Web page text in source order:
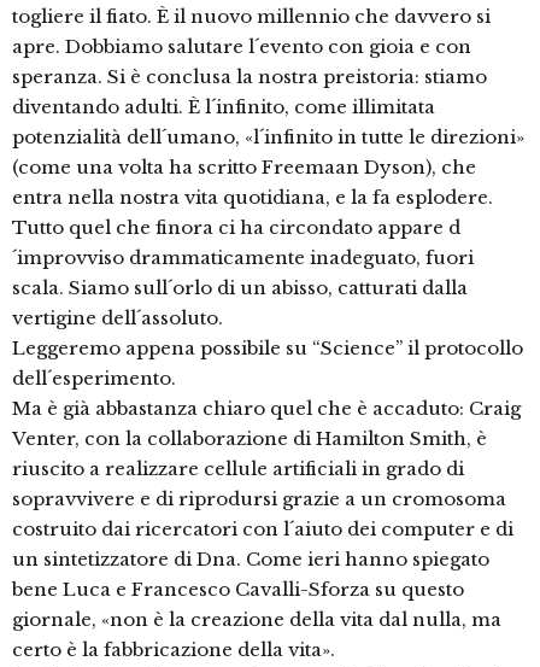
togliere il fiato. È il nuovo millennio che davvero si
apre. Dobbiamo salutare l´evento con gioia e con
speranza. Si è conclusa la nostra preistoria: stiamo
diventando adulti. È l´infinito, come illimitata
potenzialità dell´umano, «l´infinito in tutte le direzioni»
(come una volta ha scritto Freemaan Dyson), che
entra nella nostra vita quotidiana, e la fa esplodere.
Tutto quel che finora ci ha circondato appare d
´improvviso drammaticamente inadeguato, fuori
scala. Siamo sull´orlo di un abisso, catturati dalla
vertigine dell´assoluto.
Leggeremo appena possibile su “Science” il protocollo
dell´esperimento.
Ma è già abbastanza chiaro quel che è accaduto: Craig
Venter, con la collaborazione di Hamilton Smith, è
riuscito a realizzare cellule artificiali in grado di
sopravvivere e di riprodursi grazie a un cromosoma
costruito dai ricercatori con l´aiuto dei computer e di
un sintetizzatore di Dna. Come ieri hanno spiegato
bene Luca e Francesco Cavalli-Sforza su questo
giornale, «non è la creazione della vita dal nulla, ma
certo è la fabbricazione della vita».